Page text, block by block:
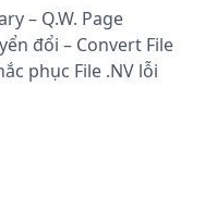
– Q.W. Page
đổi – Convert File
phục File .NV lỗi